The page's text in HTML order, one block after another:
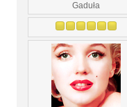
Gaduła